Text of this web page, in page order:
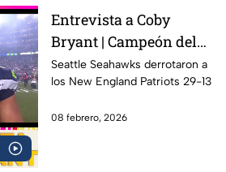
Entrevista a Coby
Bryant | Campeón del
Super Bowl LX con los
Seahawks
Seattle Seahawks derrotaron a
los New England Patriots 29-13
08 febrero, 2026